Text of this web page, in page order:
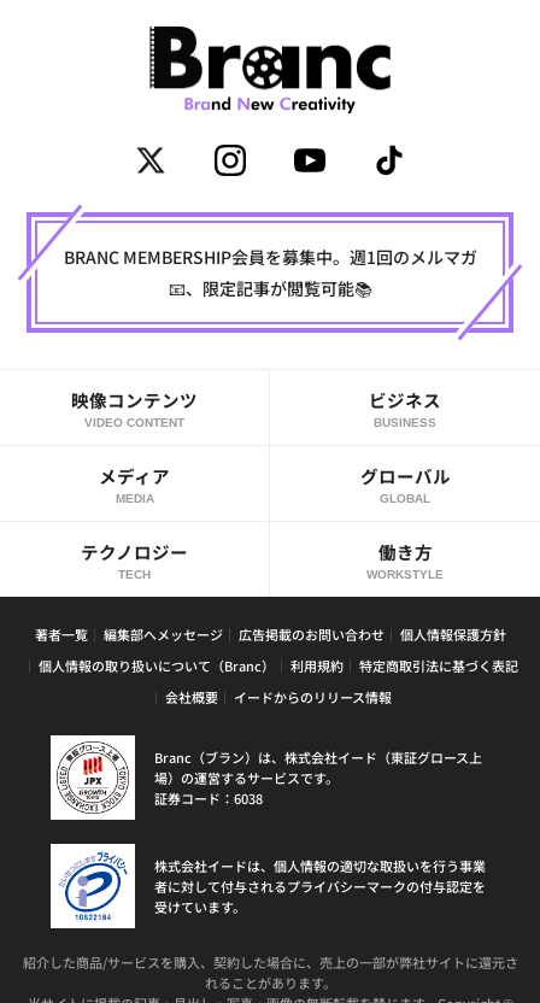
BRANC MEMBERSHIP会員を募集中。週1回のメルマガ
📧、限定記事が閲覧可能📚
映像コンテンツ
VIDEO CONTENT
ビジネス
BUSINESS
メディア
MEDIA
グローバル
GLOBAL
テクノロジー
TECH
働き方
WORKSTYLE
著者一覧 編集部へメッセージ 広告掲載のお問い合わせ
個人情報保護方針
個人情報の取り扱いについて（Branc）
利用規約
特定商取引法に基づく表記
会社概要
イードからのリリース情報
Branc（ブラン）は、株式会社イード（東証グロース上
場）の運営するサービスです。
証券コード：6038
株式会社イードは、個人情報の適切な取扱いを行う事業
者に対して付与されるプライバシーマークの付与認定を
受けています。
紹介した商品/サービスを購入、契約した場合に、売上の一部が弊社サイトに還元さ
れることがあります。